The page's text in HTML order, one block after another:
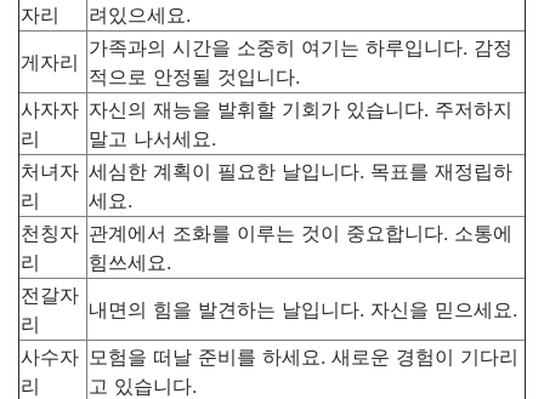
자리
려있으세요.
게자리
가족과의 시간을 소중히 여기는 하루입니다. 감정
적으로 안정될 것입니다.
사자자
리
자신의 재능을 발휘할 기회가 있습니다. 주저하지
말고 나서세요.
처녀자
리
세심한 계획이 필요한 날입니다. 목표를 재정립하
세요.
천칭자
리
관계에서 조화를 이루는 것이 중요합니다. 소통에
힘쓰세요.
전갈자
리
내면의 힘을 발견하는 날입니다. 자신을 믿으세요.
사수자
리
모험을 떠날 준비를 하세요. 새로운 경험이 기다리
고 있습니다.